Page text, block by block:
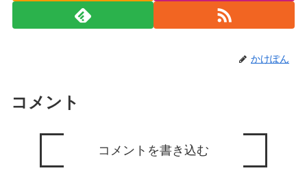
かけぽん
コメント
コメントを書き込む